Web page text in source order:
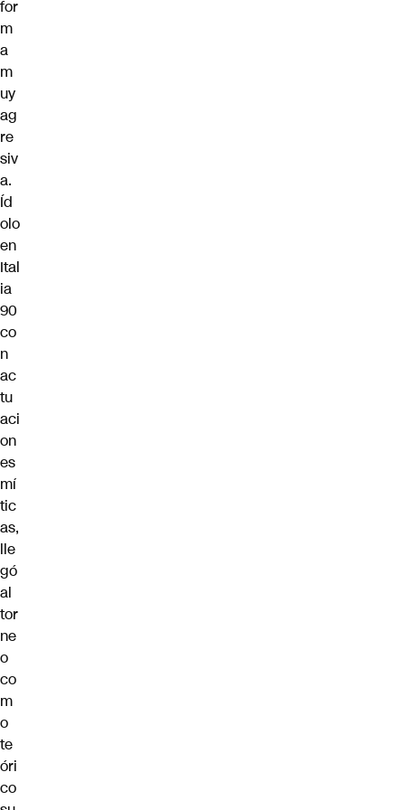
for
m
a
m
uy
ag
re
siv
a.
Íd
olo
en
Ital
ia
90
co
n
ac
tu
aci
on
es
mí
tic
as,
lle
gó
al
tor
ne
o
co
m
o
te
óri
co